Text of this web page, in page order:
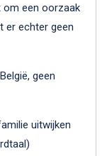
een oorzaak
er echter geen
geen
uitwijken